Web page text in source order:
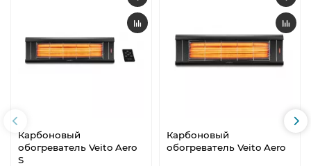
Карбоновый
обогреватель Veito Aero
S
Карбоновый
обогреватель Veito Aero